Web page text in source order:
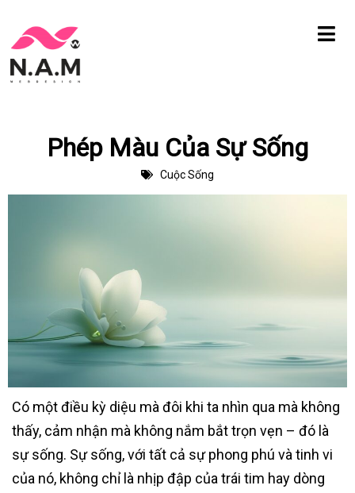
Chuyển
tới
Phép Màu Của Sự Sống
Cuộc Sống
Có một điều kỳ diệu mà đôi khi ta nhìn qua mà không
thấy, cảm nhận mà không nắm bắt trọn vẹn – đó là
sự sống. Sự sống, với tất cả sự phong phú và tinh vi
của nó, không chỉ là nhịp đập của trái tim hay dòng